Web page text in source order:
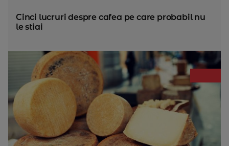
Cinci lucruri despre cafea pe care probabil nu
le stiai